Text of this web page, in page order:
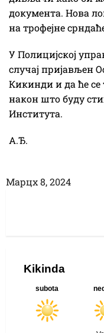
документа. Нова
на трофејне
У Полицијској
случај пријављен
Кикинди и да ће се
након што буду
Института.
А.Ђ.
Марцх 8, 2024